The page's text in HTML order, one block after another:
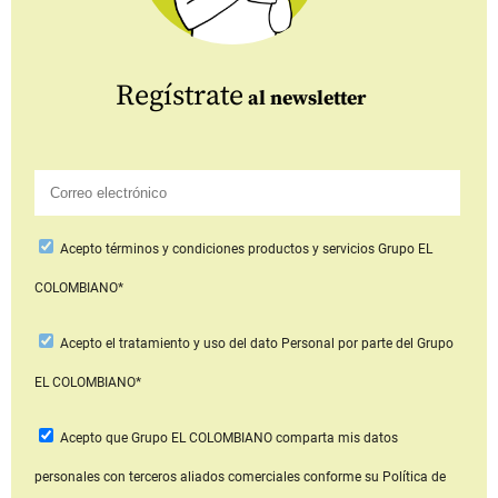
Regístrate al newsletter
Aceptotérminos y condiciones productos y serviciosGrupo EL
COLOMBIANO*
Acepto el tratamiento y uso del dato Personal por parte del Grupo
EL COLOMBIANO*
Acepto que Grupo EL COLOMBIANOcomparta mis datos
personales con terceros aliados comerciales conforme su Política de